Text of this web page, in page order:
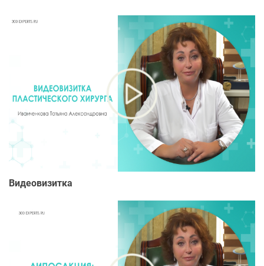
делают ее востребованным специалистом в мире
Первый московский государственный медицинский
университет им. И.М. Сеченова
РЕГАЛИИ И НАГРАДЫ
- Действительный член ОПРЭХ (Российское общество
пластических и реконструктивных и эстетических
хирургов)
- Действительный член ISAPS (International Society of
Aestetic Plastic Surgery).
- Лучший пластический хирург по телй по итогам
Рейтинга Лучших пластических хирургов 2013 года на
- Лучший пластический хирург по липосакции по
итогам Рейтинга Лучших пластических хирургов 2013
Видеовизитка